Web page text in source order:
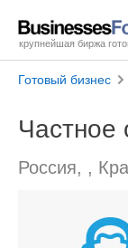
крупнейшая биржа
Готовый бизнес
Частное
Россия, ,